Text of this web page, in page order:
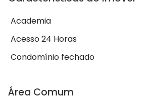
Academia
Acesso 24 Horas
Condomínio fechado
Área Comum